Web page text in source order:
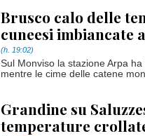
Brusco calo delle
cuneesi imbiancate
(h. 19:02)
Sul Monviso la stazione Arpa
mentre le cime delle catene
Grandine su
temperature